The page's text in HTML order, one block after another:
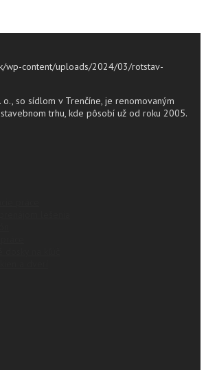
o., so sídlom v Trenčíne, je renomovaným
trhu, kde pôsobí už od roku 2005.